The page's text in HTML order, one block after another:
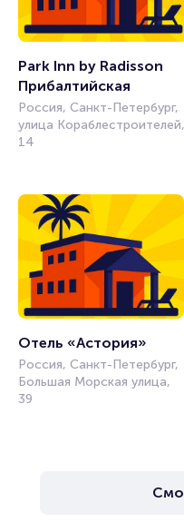
Park Inn by Radisson
Прибалтийская
Россия, Санкт-Петербург,
улица Кораблестроителей,
14
Отель «Астория»
Россия, Санкт-Петербург,
Большая Морская улица,
39